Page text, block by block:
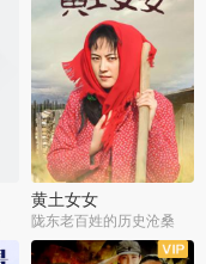
黄土女女
陇东老百姓的历史沧桑
全44集